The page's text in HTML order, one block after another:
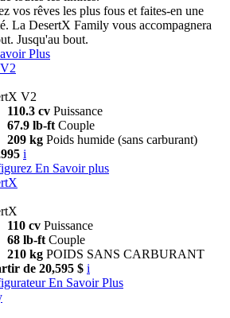
vos rêves les plus fous et faites-en une
La DesertX Family vous accompagnera
Jusqu'au bout.
Plus
V2
V2
110.3 cv Puissance
67.9 lb-ft Couple
209 kg Poids humide (sans carburant)
i
En Savoir plus
110 cv Puissance
68 lb-ft Couple
210 kg POIDS SANS CARBURANT
de 20,595 $ i
En Savoir Plus